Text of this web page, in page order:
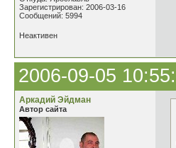
Зарегистрирован: 2006-03-16
Сообщений: 5994
Неактивен
2006-09-05
Аркадий Эйдман
Автор сайта